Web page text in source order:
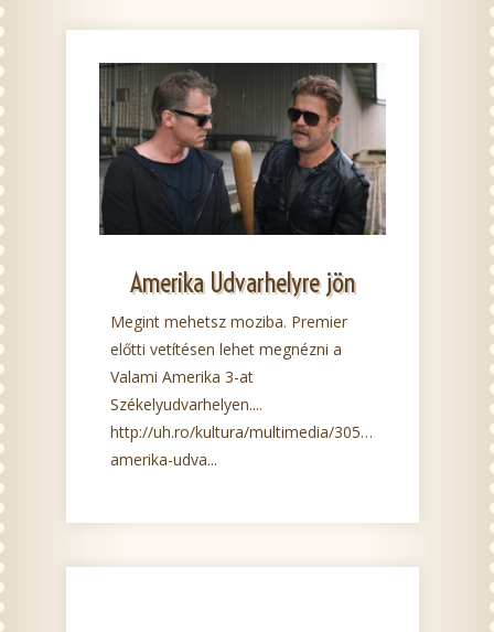
Amerika Udvarhelyre jön
Megint mehetsz moziba. Premier
előtti vetítésen lehet megnézni a
Valami Amerika 3-at
Székelyudvarhelyen....
http://uh.ro/kultura/multimedia/30586-
amerika-udva...